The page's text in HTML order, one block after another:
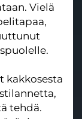
Vielä
kakkosesta
tehdä.